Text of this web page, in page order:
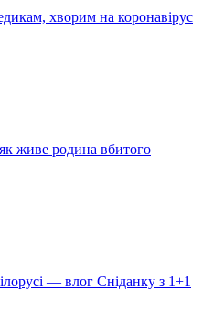
хворим на коронавірус
як живе родина вбитого
— влог Сніданку з 1+1